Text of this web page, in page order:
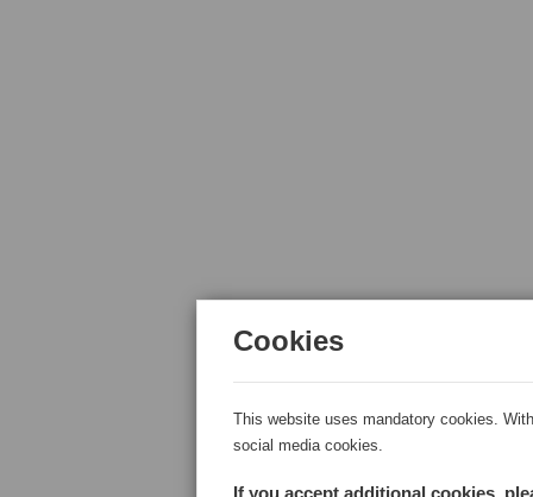
Cookies
This website uses mandatory cookies.
social media cookies.
If you accept additional cookies,